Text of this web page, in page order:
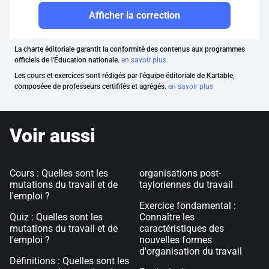
Afficher la correction
La charte éditoriale garantit la conformité des contenus aux programmes
officiels de l'Éducation nationale. en savoir plus
Les cours et exercices sont rédigés par l'équipe éditoriale de Kartable,
composéee de professeurs certififés et agrégés. en savoir plus
Voir aussi
Cours : Quelles sont les
mutations du travail et de
l'emploi ?
Quiz : Quelles sont les
mutations du travail et de
l'emploi ?
Définitions : Quelles sont les
organisations post-
tayloriennes du travail
Exercice fondamental :
Connaître les
caractéristiques des
nouvelles formes
d'organisation du travail